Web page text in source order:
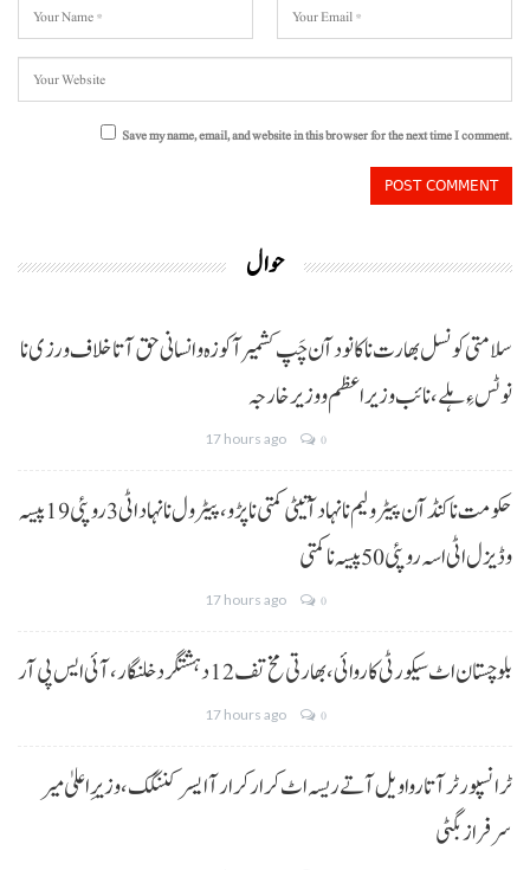
Save my name, email, and website in this browser for the next time I comment.
حوال
سلامتی کونسل بھارت نا کانود آن چَپ کشمیر آ کوزہ و انسانی حق آتا خلاف ورزی نا
نوٹس ءِ ہلے،نائب وزیراعظم و وزیر خارجہ
17 hours ago 0
حکومت نا کنڈ آن پیٹرولیم نا نہاد آتیٹی کمتی نا پڑو،پیٹرول نا نہاد اٹی 3 روپئی 19 پیسہ
و ڈیزل اٹی اسہ روپئی 50 پیسہ نا کمتی
17 hours ago 0
بلوچستان اٹ سیکورٹی کاروائی، بھارتی مخ تف 12 دہشتگرد خلنگار،آئی ایس پی آر
17 hours ago 0
ٹرانسپورٹر آتا روا ویل آتے ریسہ اٹ کرار کرار آ ایسر کننگک ،وزیرِ اعلیٰ میر
سرفراز بگٹی